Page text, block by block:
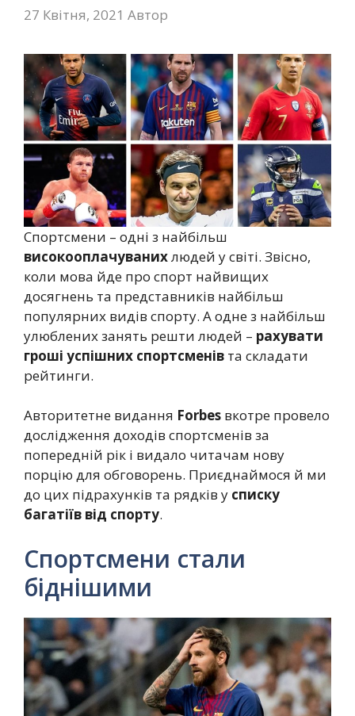
27 Квітня, 2021 Автор
Спортсмени – одні з найбільш
високооплачуванихлюдей у світі. Звісно,
коли мова йде про спорт найвищих
досягнень та представників найбільш
популярних видів спорту. А одне з найбільш
улюблених занять решти людей – рахувати
гроші успішних спортсменів та складати
рейтинги.
Авторитетне видання Forbes вкотре провело
дослідження доходів спортсменів за
попередній рік і видало читачам нову
порцію для обговорень. Приєднаймося й ми
до цих підрахунків та рядків у списку
багатіїв від спорту.
Спортсмени стали
біднішими